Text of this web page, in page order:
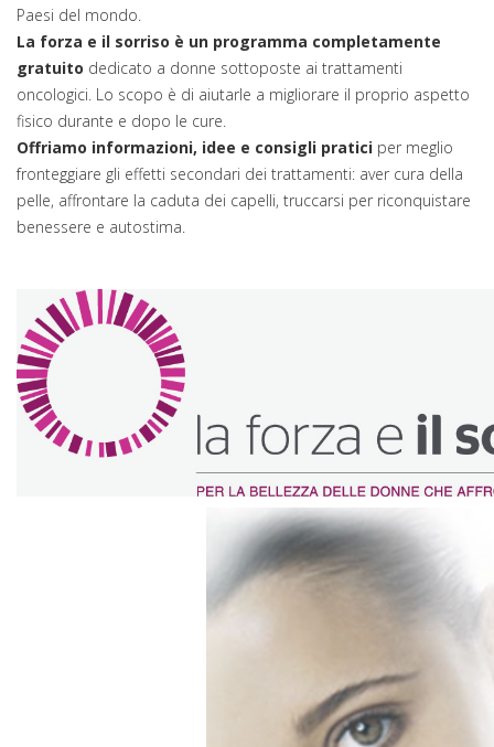
Paesi del mondo.
La forza e il sorriso è un programma completamente
gratuito dedicato a donne sottoposte ai trattamenti
oncologici. Lo scopo è di aiutarle a migliorare il proprio aspetto
fisico durante e dopo le cure.
Offriamo informazioni, idee e consigli pratici per meglio
fronteggiare gli effetti secondari dei trattamenti: aver cura della
pelle, affrontare la caduta dei capelli, truccarsi per riconquistare
benessere e autostima.